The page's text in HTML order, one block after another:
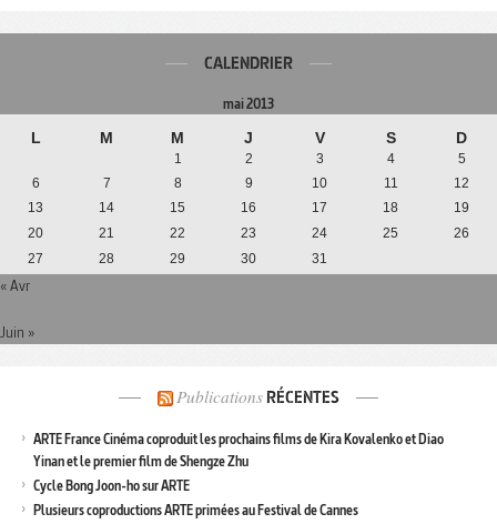
CALENDRIER
mai 2013
L M M J V S D
1 2 3 4
5
6
7 8 9 10 11
12
13
14 15 16 17 18
19
20
21 22 23 24 25
26
27
28 29 30 31
« Avr
Juin »
Publications RÉCENTES
ARTE France Cinéma coproduit les prochains films de Kira Kovalenko et Diao
Yinan et le premier film de Shengze Zhu
Cycle Bong Joon-ho sur ARTE
Plusieurs coproductions ARTE primées au Festival de Cannes